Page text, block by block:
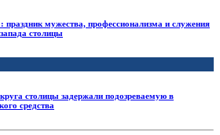
праздник мужества, профессионализма и служения
столицы
столицы задержали подозреваемую в
средства